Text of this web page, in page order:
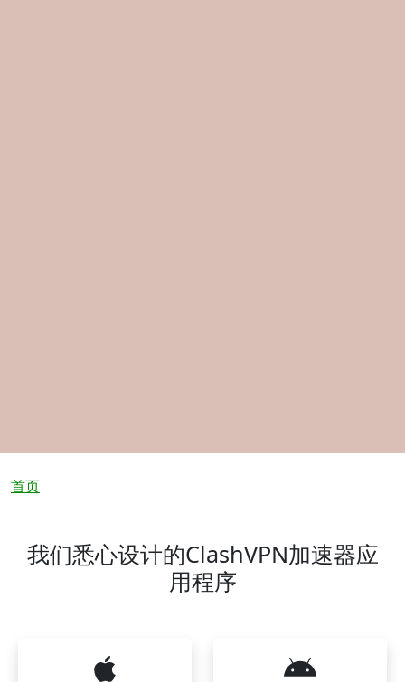
面包屑
首页
我们悉心设计的ClashVPN加速器应
用程序